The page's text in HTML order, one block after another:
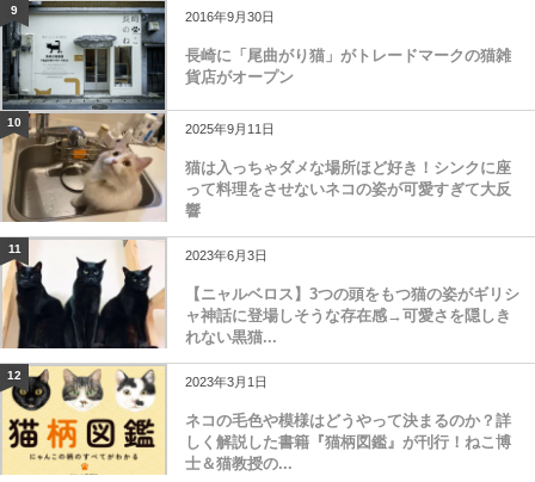
9 2016年9月30日
長崎に「尾曲がり猫」がトレードマークの猫雑
貨店がオープン
10 2025年9月11日
猫は入っちゃダメな場所ほど好き！シンクに座
って料理をさせないネコの姿が可愛すぎて大反
響
11 2023年6月3日
【ニャルベロス】3つの頭をもつ猫の姿がギリシ
ャ神話に登場しそうな存在感→可愛さを隠しき
れない黒猫...
12 2023年3月1日
ネコの毛色や模様はどうやって決まるのか？詳
しく解説した書籍『猫柄図鑑』が刊行！ねこ博
士＆猫教授の...